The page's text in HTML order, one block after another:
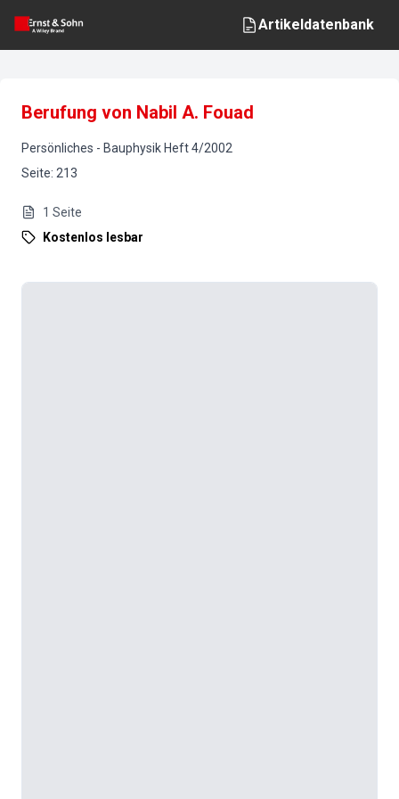
Artikeldatenbank
Berufung von Nabil A. Fouad
Persönliches - Bauphysik Heft4/2002
Seite: 213
1 Seite
Kostenlos lesbar